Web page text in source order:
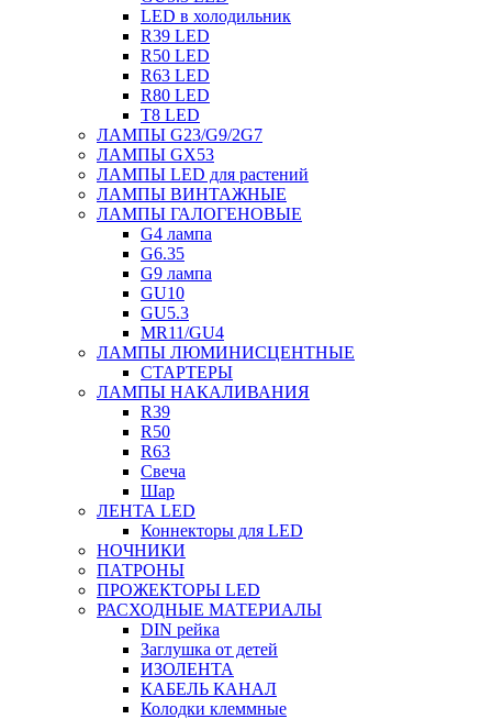
LED в холодильник
R39 LED
R50 LED
R63 LED
R80 LED
T8 LED
ЛАМПЫ G23/G9/2G7
ЛАМПЫ GX53
ЛАМПЫ LED для растений
ЛАМПЫ ВИНТАЖНЫЕ
ЛАМПЫ ГАЛОГЕНОВЫЕ
G4 лампа
G6.35
G9 лампа
GU10
GU5.3
MR11/GU4
ЛАМПЫ ЛЮМИНИСЦЕНТНЫЕ
СТАРТЕРЫ
ЛАМПЫ НАКАЛИВАНИЯ
R39
R50
R63
Свеча
Шар
ЛЕНТА LED
Коннекторы для LED
НОЧНИКИ
ПАТРОНЫ
ПРОЖЕКТОРЫ LED
РАСХОДНЫЕ МАТЕРИАЛЫ
DIN рейка
Заглушка от детей
ИЗОЛЕНТА
КАБЕЛЬ КАНАЛ
Колодки клеммные